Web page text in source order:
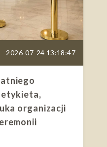
2026-07-24 13:18:47
etykieta,
organizacji